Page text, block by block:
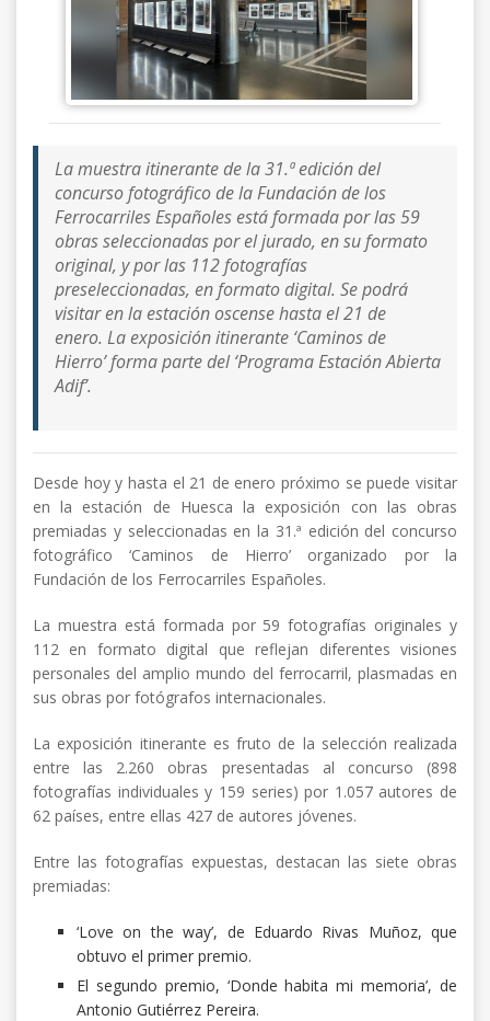
La muestra itinerante de la 31.ª edición del
concurso fotográfico de la Fundación de los
Ferrocarriles Españoles ​​está formada por las 59
obras seleccionadas por el jurado, en su formato
original, y por las 112 fotografías
preseleccionadas, en formato digital. Se podrá
visitar en la estación oscense hasta el 21 de
enero. La exposición itinerante ‘Caminos de
Hierro’ forma parte del ‘Programa Estación Abierta
Adif’.
Desde hoy y hasta el 21 de enero próximo se puede visitar
en la estación de Huesca la exposición con las obras
premiadas y seleccionadas en la 31.ª edición del concurso
fotográfico ‘Caminos de Hierro’ organizado por la
Fundación de los Ferrocarriles Españoles.
La muestra está formada por 59 fotografías originales y
112 en formato digital que reflejan diferentes visiones
personales del amplio mundo del ferrocarril, plasmadas en
sus obras por fotógrafos internacionales.
La exposición itinerante es fruto de la selección realizada
entre las 2.260 obras presentadas al concurso (898
fotografías individuales y 159 series) por 1.057 autores de
62 países, entre ellas 427 de autores jóvenes.
Entre las fotografías expuestas, destacan las siete obras
premiadas:
‘Love on the way’, de Eduardo Rivas Muñoz, que
obtuvo el primer premio.
El segundo premio, ‘Donde habita mi memoria’, de
Antonio Gutiérrez Pereira.